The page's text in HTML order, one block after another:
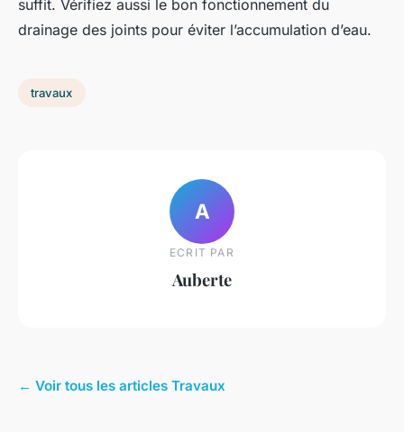
suffit. Vérifiez aussi le bon fonctionnement du
drainage des joints pour éviter l’accumulation d’eau.
travaux
A
ECRIT PAR
Auberte
← Voir tous les articles Travaux